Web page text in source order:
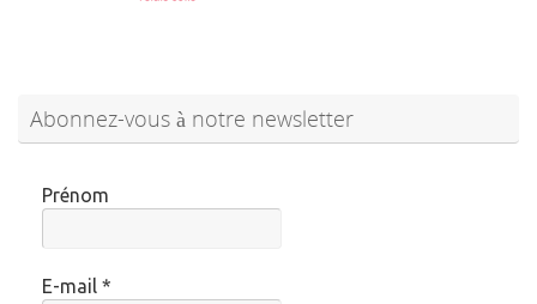
Abonnez-vous à notre newsletter
Prénom
E-mail *